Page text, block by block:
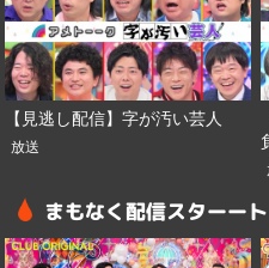
【見逃し配信】字が汚い芸人
放送
まもなく配信スターート